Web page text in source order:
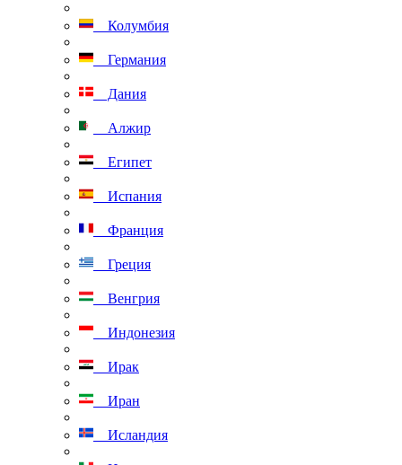
Колумбия
Германия
Дания
Алжир
Египет
Испания
Франция
Греция
Венгрия
Индонезия
Ирак
Иран
Исландия